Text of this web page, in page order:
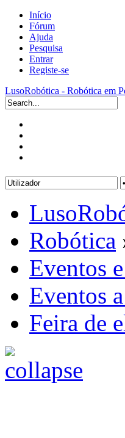
Início
Fórum
Ajuda
Pesquisa
Entrar
Registe-se
LusoRobótica - Robótica em
Robótica
Eventos
Eventos
Feira de